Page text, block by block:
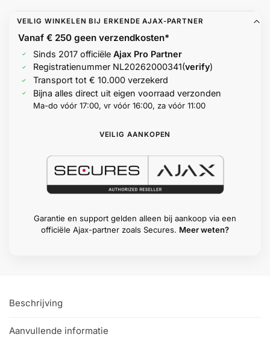
VEILIG WINKELEN BIJ ERKENDE AJAX-PARTNER
Vanaf € 250 geenverzendkosten*
Sinds 2017 officiële Ajax Pro Partner
Registratienummer NL20262000341(verify)
Transport tot € 10.000 verzekerd
Bijna alles direct uit eigen voorraad verzonden
Ma-do vóór 17:00, vr vóór 16:00, za vóór 11:00
VEILIG AANKOPEN
Garantie en support gelden alleen bij aankoop via een
officiële Ajax-partner zoals Secures. Meer weten?
Beschrijving
Aanvullende informatie